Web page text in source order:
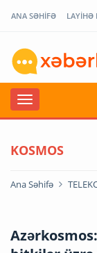
ANA SƏHİFƏ LAYİHƏ
KOSMOS
Ana Səhifə